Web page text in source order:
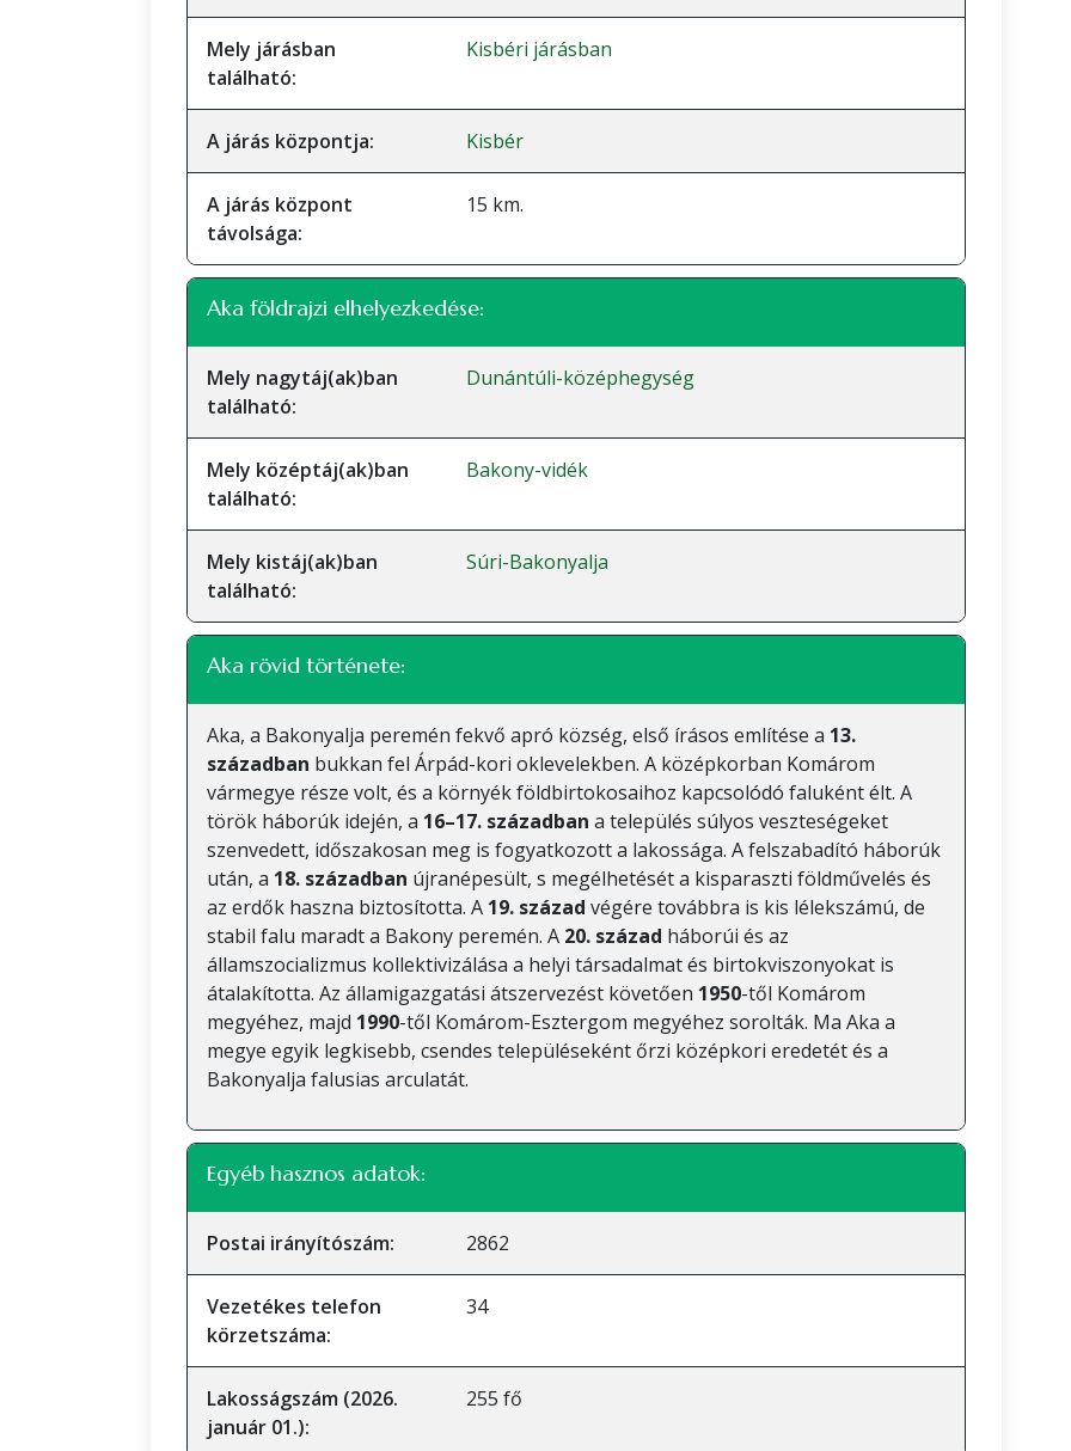
Mely járásban
található:
Kisbéri járásban
A járás központja: Kisbér
A járás központ
távolsága:
15 km.
Aka földrajzi elhelyezkedése:
Mely nagytáj(ak)ban
található:
Dunántúli-középhegység
Mely középtáj(ak)ban
található:
Bakony-vidék
Mely kistáj(ak)ban
található:
Súri-Bakonyalja
Aka rövid története:
Aka, a Bakonyalja peremén fekvő apró község, első írásos említése a 13.
században bukkan fel Árpád-kori oklevelekben. A középkorban Komárom
vármegye része volt, és a környék földbirtokosaihoz kapcsolódó faluként élt. A
török háborúk idején, a 16–17. században a település súlyos veszteségeket
szenvedett, időszakosan meg is fogyatkozott a lakossága. A felszabadító háborúk
után, a 18. században újranépesült, s megélhetését a kisparaszti földművelés és
az erdők haszna biztosította. A 19. század végére továbbra is kis lélekszámú, de
stabil falu maradt a Bakony peremén. A 20. század háborúi és az
államszocializmus kollektivizálása a helyi társadalmat és birtokviszonyokat is
átalakította. Az államigazgatási átszervezést követően 1950-től Komárom
megyéhez, majd 1990-től Komárom-Esztergom megyéhez sorolták. Ma Aka a
megye egyik legkisebb, csendes településeként őrzi középkori eredetét és a
Bakonyalja falusias arculatát.
Egyéb hasznos adatok:
Postai irányítószám: 2862
Vezetékes telefon
körzetszáma:
34
Lakosságszám (2026.
január 01.):
255 fő